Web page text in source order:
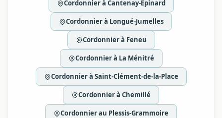
Cordonnier à Cantenay-Épinard
Cordonnier à Longué-Jumelles
Cordonnier à Feneu
Cordonnier à La Ménitré
Cordonnier à Saint-Clément-de-la-Place
Cordonnier à Chemillé
Cordonnier au Plessis-Grammoire